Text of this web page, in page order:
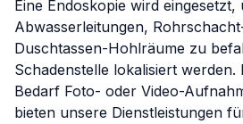
Eine Endoskopie wird eingesetzt,
Abwasserleitungen,
Duschtassen-Hohlräume zu
Schadenstelle lokalisiert werden.
Bedarf Foto- oder Video-
bieten unsere Dienstleistungen